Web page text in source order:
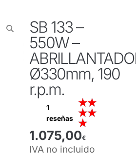
SB 133 –
550W –
Ø330mm, 190
r.p.m.
1
reseñas
★★
★★
★
1.075,00€
IVA no incluido